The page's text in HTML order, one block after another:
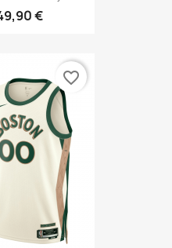
€
favorite_border